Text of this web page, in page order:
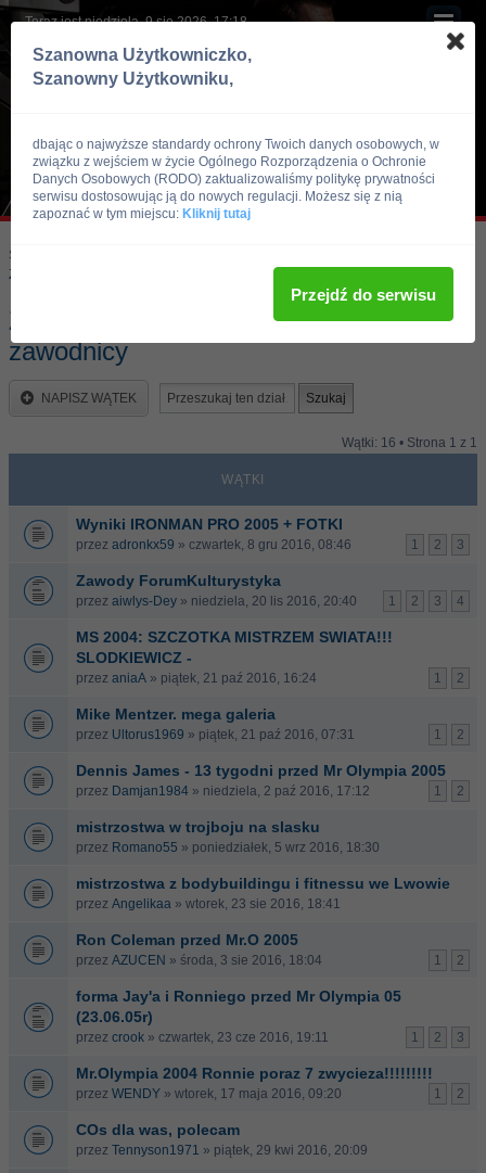
Teraz jest niedziela, 9 sie 2026, 17:18
Skocz do:
Zawody, imprezy kulturystyczne, zawodnicy
Zawody, imprezy kulturystyczne,
zawodnicy
NAPISZ WĄTEK
Wątki: 16 • Strona 1 z 1
WĄTKI
Wyniki IRONMAN PRO 2005 + FOTKI
1 2 3
przez adronkx59 » czwartek, 8 gru 2016, 08:46
Zawody ForumKulturystyka
1 2 3 4
przez aiwlys-Dey » niedziela, 20 lis 2016, 20:40
MS 2004: SZCZOTKA MISTRZEM SWIATA!!!
SLODKIEWICZ -
1 2
przez aniaA » piątek, 21 paź 2016, 16:24
Mike Mentzer. mega galeria
1 2
przez Ultorus1969 » piątek, 21 paź 2016, 07:31
Dennis James - 13 tygodni przed Mr Olympia 2005
1 2
przez Damjan1984 » niedziela, 2 paź 2016, 17:12
mistrzostwa w trojboju na slasku
przez Romano55 » poniedziałek, 5 wrz 2016, 18:30
mistrzostwa z bodybuildingu i fitnessu we Lwowie
przez Angelikaa » wtorek, 23 sie 2016, 18:41
Ron Coleman przed Mr.O 2005
1 2
przez AZUCEN » środa, 3 sie 2016, 18:04
forma Jay'a i Ronniego przed Mr Olympia 05
(23.06.05r)
1 2 3
przez crook » czwartek, 23 cze 2016, 19:11
Mr.Olympia 2004 Ronnie poraz 7 zwycieza!!!!!!!!!
1 2
przez WENDY » wtorek, 17 maja 2016, 09:20
COs dla was, polecam
przez Tennyson1971 » piątek, 29 kwi 2016, 20:09
Szanowna Użytkowniczko,
Szanowny Użytkowniku,
dbając o najwyższe standardy ochrony Twoich danych osobowych, w
związku z wejściem w życie Ogólnego Rozporządzenia o Ochronie
Danych Osobowych (RODO) zaktualizowaliśmy politykę prywatności
serwisu dostosowując ją do nowych regulacji. Możesz się z nią
zapoznać w tym miejscu: Kliknij tutaj
Przejdź do serwisu